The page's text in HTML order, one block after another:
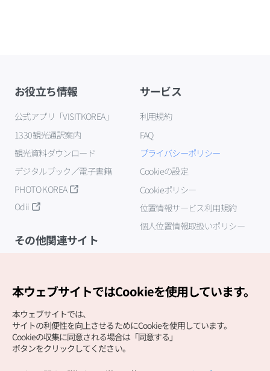
お役立ち情報
公式アプリ「VISITKOREA」
1330観光通訳案内
観光資料ダウンロード
デジタルブック／電子書籍
PHOTO KOREA
Odii
サービス
利用規約
FAQ
プライバシーポリシー
Cookieの設定
Cookieポリシー
位置情報サービス利用規約
個人位置情報取扱いポリシー
その他関連サイト
本ウェブサイトではCookieを使用しています。
本ウェブサイトでは、
サイトの利便性を向上させるためにCookieを使用しています。
Cookieの収集に同意される場合は「同意する」
ボタンをクリックしてください。